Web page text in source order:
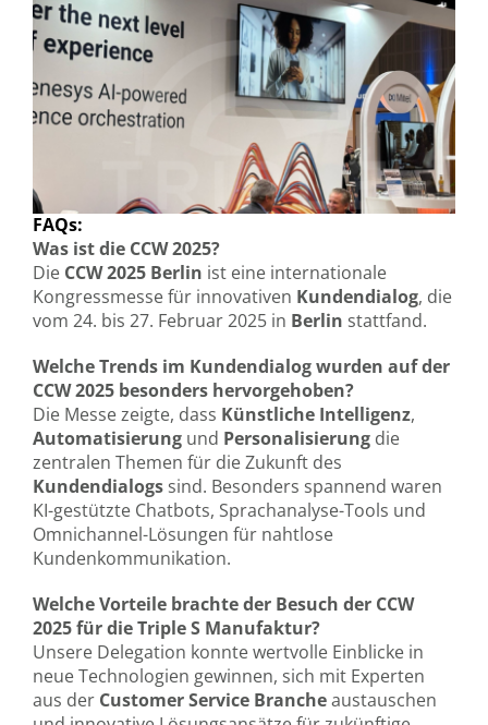
FAQs:
Was ist die CCW 2025?
Die CCW 2025 Berlin ist eine internationale
Kongressmesse für innovativen Kundendialog, die
vom 24. bis 27. Februar 2025 in Berlin stattfand.
Welche Trends im Kundendialog wurden auf der
CCW 2025 besonders hervorgehoben?
Die Messe zeigte, dass Künstliche Intelligenz,
Automatisierungund Personalisierungdie
zentralen Themen für die Zukunft des
Kundendialogssind. Besonders spannend waren
KI-gestützte Chatbots, Sprachanalyse-Tools und
Omnichannel-Lösungen für nahtlose
Kundenkommunikation.
Welche Vorteile brachte der Besuch der CCW
2025 für die Triple S Manufaktur?
Unsere Delegation konnte wertvolle Einblicke in
neue Technologien gewinnen, sich mit Experten
aus der Customer Service Brancheaustauschen